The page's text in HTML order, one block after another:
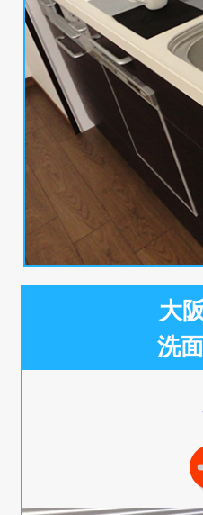
大
洗